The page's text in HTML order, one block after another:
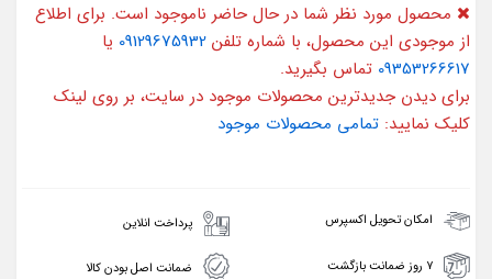
محصول مورد نظر شما در حال حاضر ناموجود است. برای اطلاع
از موجودی این محصول، با شماره تلفن 09129675932 یا
09353266617 تماس بگیرید.
برای دیدن جدیدترین محصولات موجود در سایت، بر روی لینک
کلیک نمایید: تمامی محصولات موجود
امکان تحویل اکسپرس پرداخت انلاین
۷ روز ضمانت بازگشت ضمانت اصل بودن کالا